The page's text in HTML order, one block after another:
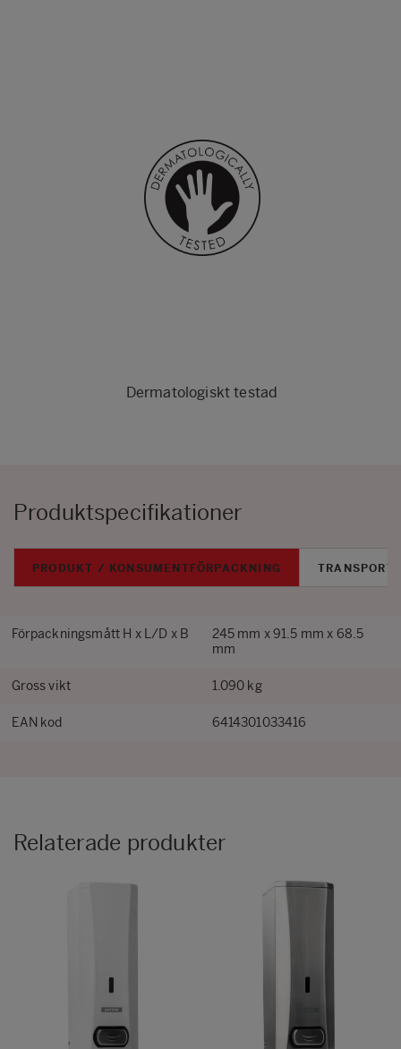
Dermatologiskt testad
Produktspecifikationer
PRODUKT / KONSUMENTFÖRPACKNING
Förpackningsmått H x L/D x B
245 mm x 91.5 mm x 68.5
mm
Gross vikt 1.090 kg
EAN kod 6414301033416
Relaterade produkter